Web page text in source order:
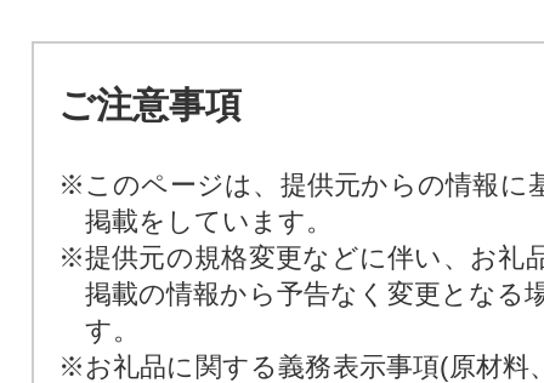
ご注意事項
※このページは、提供元からの情報に
掲載をしています。
※提供元の規格変更などに伴い、お礼
掲載の情報から予告なく変更となる
す。
※お礼品に関する義務表示事項(原材料